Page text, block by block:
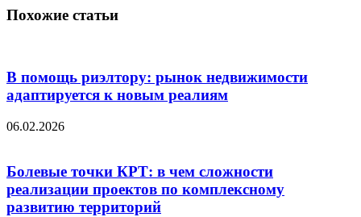
через
Похожие статьи
В помощь риэлтору: рынок недвижимости
адаптируется к новым реалиям
06.02.2026
Болевые точки КРТ: в чем сложности
реализации проектов по комплексному
развитию территорий